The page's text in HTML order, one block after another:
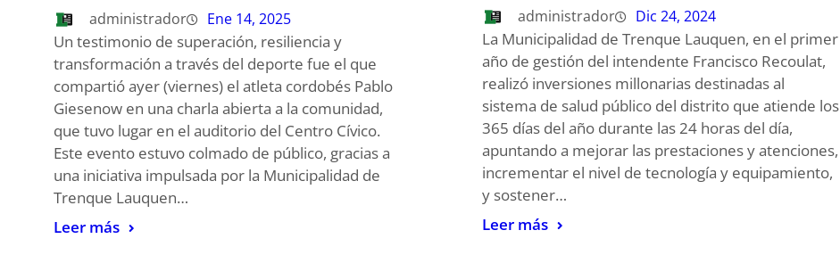
administrador Ene 14, 2025
Un testimonio de superación, resiliencia y
transformación a través del deporte fue el que
compartió ayer (viernes) el atleta cordobés Pablo
Giesenow en una charla abierta a la comunidad,
que tuvo lugar en el auditorio del Centro Cívico.
Este evento estuvo colmado de público, gracias a
una iniciativa impulsada por la Municipalidad de
Trenque Lauquen…
Leer más
administrador Dic 24, 2024
La Municipalidad de Trenque Lauquen, en el primer
año de gestión del intendente Francisco Recoulat,
realizó inversiones millonarias destinadas al
sistema de salud público del distrito que atiende los
365 días del año durante las 24 horas del día,
apuntando a mejorar las prestaciones y atenciones,
incrementar el nivel de tecnología y equipamiento,
y sostener…
Leer más